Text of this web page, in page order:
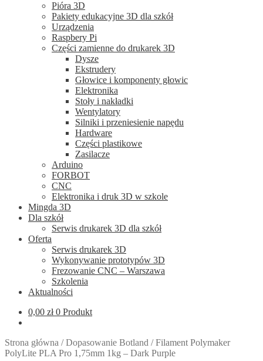
Pióra 3D
Pakiety edukacyjne 3D dla szkół
Urządzenia
Raspbery Pi
Części zamienne do drukarek 3D
Dysze
Ekstrudery
Głowice i komponenty głowic
Elektronika
Stoły i nakładki
Wentylatory
Silniki i przeniesienie napędu
Hardware
Części plastikowe
Zasilacze
Arduino
FORBOT
CNC
Elektronika i druk 3D w szkole
Mingda 3D
Dla szkół
Serwis drukarek 3D dla szkół
Oferta
Serwis drukarek 3D
Wykonywanie prototypów 3D
Frezowanie CNC – Warszawa
Szkolenia
Aktualności
0,00 zł 0 Produkt
Strona główna /Dopasowanie Botland /Filament Polymaker
PolyLite PLA Pro 1,75mm 1kg – Dark Purple